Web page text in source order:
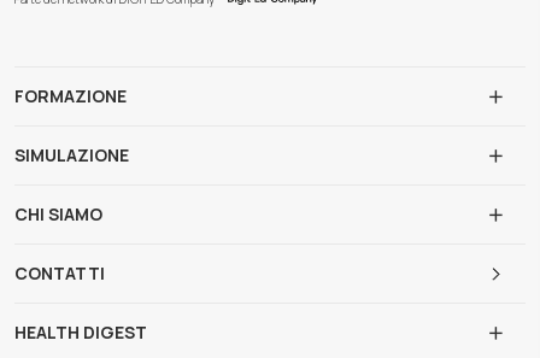
FORMAZIONE
SIMULAZIONE
CHI SIAMO
CONTATTI
HEALTH DIGEST